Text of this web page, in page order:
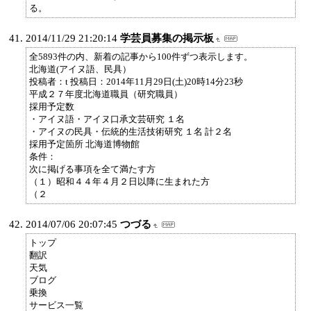
る。
2014/11/29 21:20:14 学芸員募集の掲示板
全5893件の内、新着の記事から100件ずつ表示します。
北海道(アイヌ語、民具）
投稿者：t 投稿日：2014年11月29日(土)20時14分23秒
平成２７年度北海道職員（研究職員）
採用予定数
・アイヌ語・アイヌ口承文芸研究 １名
・アイヌの民具・伝統的生活技術研究 １名 計２名
採用予定箇所 北海道博物館
条件：
次に掲げる事項を全て満たす方
（１）昭和４４年４月２日以降に生まれた方
（２
2014/07/06 20:07:45 つづる
トップ
翻訳
天気
ブログ
乗換
サービス一覧